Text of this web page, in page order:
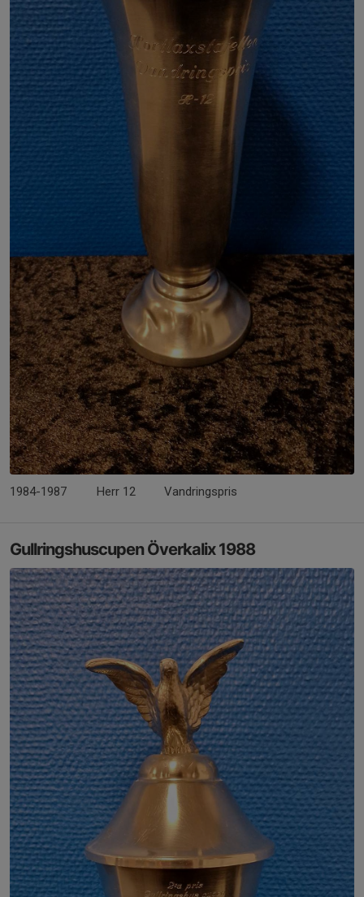
1984-1987 Herr 12 Vandringspris
Gullringshuscupen Överkalix 1988